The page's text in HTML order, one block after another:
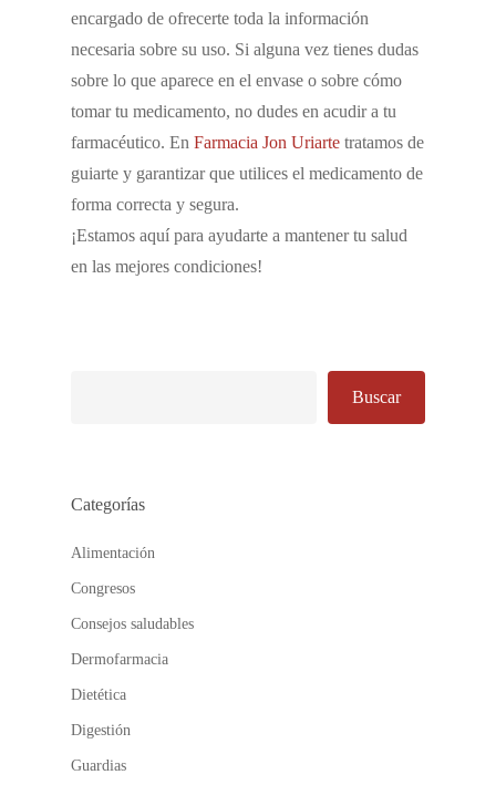
encargado de ofrecerte toda la información
necesaria sobre su uso. Si alguna vez tienes dudas
sobre lo que aparece en el envase o sobre cómo
tomar tu medicamento, no dudes en acudir a tu
farmacéutico. En Farmacia Jon Uriarte tratamos de
guiarte y garantizar que utilices el medicamento de
forma correcta y segura.
¡Estamos aquí para ayudarte a mantener tu salud
en las mejores condiciones!
Buscar
Categorías
Alimentación
Congresos
Consejos saludables
Dermofarmacia
Dietética
Digestión
Guardias